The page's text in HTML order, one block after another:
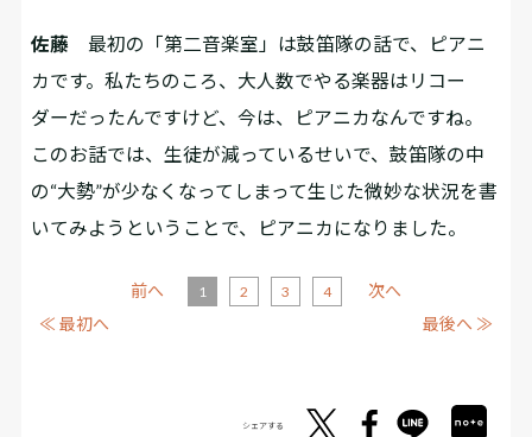
佐藤 最初の「第二音楽室」は鼓笛隊の話で、ピアニ
カです。私たちのころ、大人数でやる楽器はリコー
ダーだったんですけど、今は、ピアニカなんですね。
このお話では、生徒が減っているせいで、鼓笛隊の中
の“大勢”が少なくなってしまって生じた微妙な状況を書
いてみようということで、ピアニカになりました。
≪ 最初へ
前へ 1 2 3 4
次へ
最後へ ≫
シェアする